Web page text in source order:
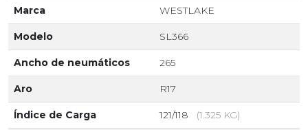
Marca WESTLAKE
Modelo SL366
Ancho de neumáticos 265
Aro R17
Índice de Carga 121/118 (1.325 KG)